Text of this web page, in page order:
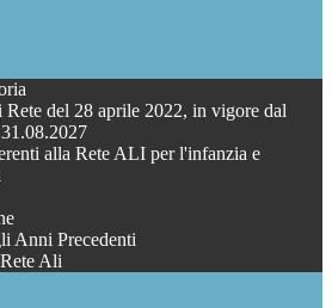
del 28 aprile 2022, in vigore dal
alla Rete ALI per l'infanzia e
Anni Precedenti
Ali